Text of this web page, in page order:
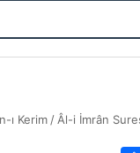
ı Kerim / Âl-i İmrân